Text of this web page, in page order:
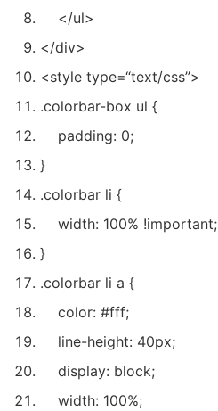
</ul>
</div>
<style type=“text/css”>
.colorbar-box ul {
padding: 0;
}
.colorbar li {
width: 100% !important;
}
.colorbar li a {
color: #fff;
line-height: 40px;
display: block;
width: 100%;